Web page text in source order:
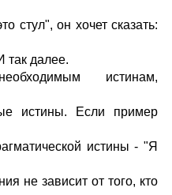
стул", он хочет сказать:
так далее.
истинам,
истины. Если пример
истины - "Я
не зависит от того, кто